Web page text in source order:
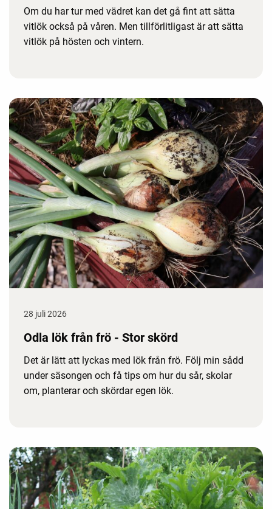
Om du har tur med vädret kan det gå fint att sätta
vitlök också på våren. Men tillförlitligast är att sätta
vitlök på hösten och vintern.
28 juli 2026
Odla lök från frö - Stor skörd
Det är lätt att lyckas med lök från frö. Följ min sådd
under säsongen och få tips om hur du sår, skolar
om, planterar och skördar egen lök.